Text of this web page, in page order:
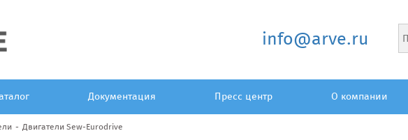
info@arve.ru
Документация Пресс центр О компании
Двигатели Sew-Eurodrive